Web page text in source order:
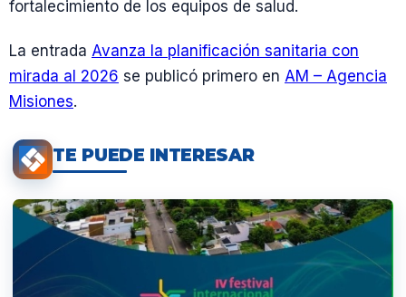
fortalecimiento de los equipos de salud.
La entrada Avanza la planificación sanitaria con
mirada al 2026 se publicó primero en AM – Agencia
Misiones.
TE PUEDE INTERESAR